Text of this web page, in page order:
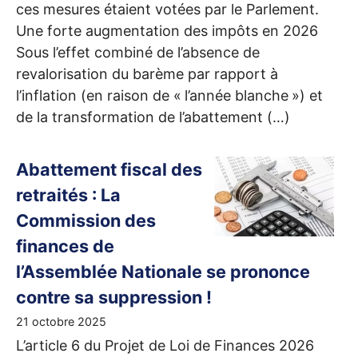
ces mesures étaient votées par le Parlement.
Une forte augmentation des impôts en 2026
Sous l’effet combiné de l’absence de
revalorisation du barème par rapport à
l’inflation (en raison de « l’année blanche ») et
de la transformation de l’abattement (…)
Abattement fiscal des
retraités : La
Commission des
finances de
l’Assemblée Nationale se prononce
contre sa suppression !
21 octobre 2025
L’article 6 du Projet de Loi de Finances 2026